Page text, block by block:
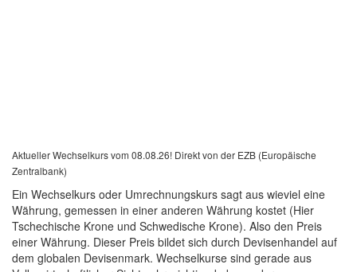
Aktueller Wechselkurs vom 08.08.26! Direkt von der EZB (Europäische
Zentralbank)
Ein Wechselkurs oder Umrechnungskurs sagt aus wieviel eine
Währung, gemessen in einer anderen Währung kostet (Hier
Tschechische Krone und Schwedische Krone). Also den Preis
einer Währung. Dieser Preis bildet sich durch Devisenhandel auf
dem globalen Devisenmark. Wechselkurse sind gerade aus